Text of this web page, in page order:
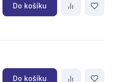
Do košíku
Do košíku